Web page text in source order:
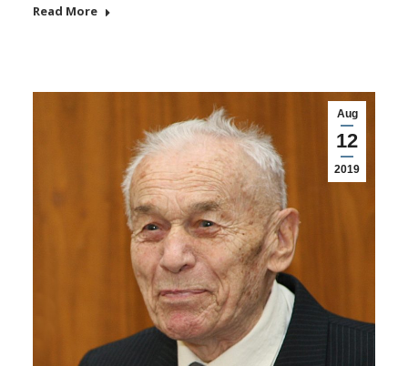
Read More
Aug
12
2019